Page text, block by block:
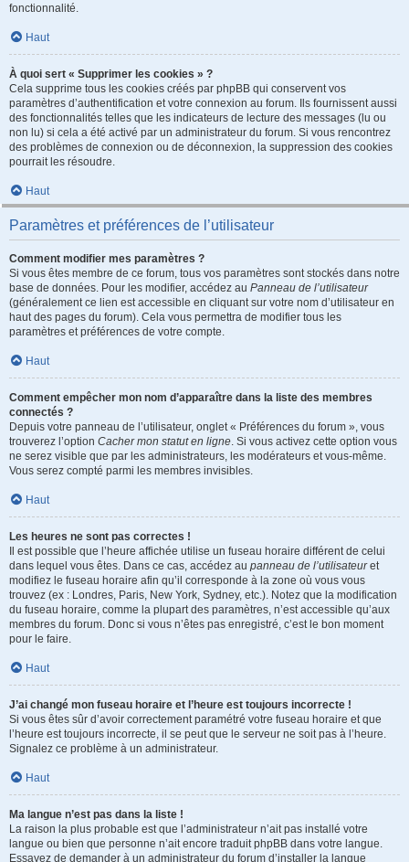
fonctionnalité.
Haut
À quoi sert « Supprimer les cookies » ?
Cela supprime tous les cookies créés par phpBB qui conservent vos
paramètres d’authentification et votre connexion au forum. Ils fournissent aussi
des fonctionnalités telles que les indicateurs de lecture des messages (lu ou
non lu) si cela a été activé par un administrateur du forum. Si vous rencontrez
des problèmes de connexion ou de déconnexion, la suppression des cookies
pourrait les résoudre.
Haut
Paramètres et préférences de l’utilisateur
Comment modifier mes paramètres ?
Si vous êtes membre de ce forum, tous vos paramètres sont stockés dans notre
base de données. Pour les modifier, accédez au Panneau de l’utilisateur
(généralement ce lien est accessible en cliquant sur votre nom d’utilisateur en
haut des pages du forum). Cela vous permettra de modifier tous les
paramètres et préférences de votre compte.
Haut
Comment empêcher mon nom d’apparaître dans la liste des membres
connectés ?
Depuis votre panneau de l’utilisateur, onglet « Préférences du forum », vous
trouverez l’option Cacher mon statut en ligne. Si vous activez cette option vous
ne serez visible que par les administrateurs, les modérateurs et vous-même.
Vous serez compté parmi les membres invisibles.
Haut
Les heures ne sont pas correctes !
Il est possible que l’heure affichée utilise un fuseau horaire différent de celui
dans lequel vous êtes. Dans ce cas, accédez au panneau de l’utilisateuret
modifiez le fuseau horaire afin qu’il corresponde à la zone où vous vous
trouvez (ex : Londres, Paris, New York, Sydney, etc.). Notez que la modification
du fuseau horaire, comme la plupart des paramètres, n’est accessible qu’aux
membres du forum. Donc si vous n’êtes pas enregistré, c’est le bon moment
pour le faire.
Haut
J’ai changé mon fuseau horaire et l’heure est toujours incorrecte !
Si vous êtes sûr d’avoir correctement paramétré votre fuseau horaire et que
l’heure est toujours incorrecte, il se peut que le serveur ne soit pas à l’heure.
Signalez ce problème à un administrateur.
Haut
Ma langue n’est pas dans la liste !
La raison la plus probable est que l’administrateur n’ait pas installé votre
langue ou bien que personne n’ait encore traduit phpBB dans votre langue.
Essayez de demander à un administrateur du forum d’installer la langue